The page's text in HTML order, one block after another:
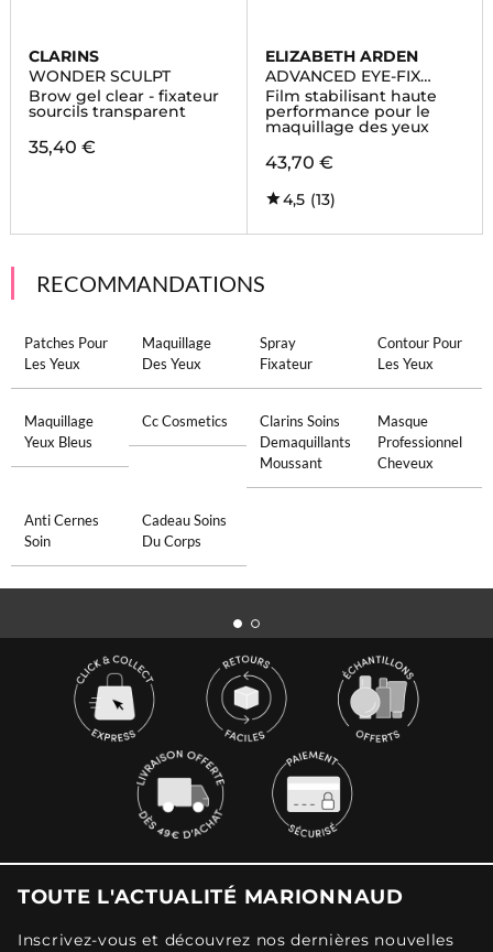
CLARINS
WONDER SCULPT
Brow gel clear - fixateur
sourcils transparent
35,40 €
ELIZABETH ARDEN
ADVANCED EYE-FIX
PRIMER
Film stabilisant haute
performance pour le
maquillage des yeux
43,70 €
4,5 (13)
RECOMMANDATIONS
Patches Pour
Les Yeux
Maquillage
Des Yeux
Spray
Fixateur
Contour Pour
Les Yeux
Maquillage
Yeux Bleus
Cc Cosmetics
Clarins Soins
Demaquillants
Moussant
Masque
Professionnel
Cheveux
Anti Cernes
Soin
Cadeau Soins
Du Corps
TOUTE L'ACTUALITÉ MARIONNAUD
Inscrivez-vous et découvrez nos dernières nouvelles